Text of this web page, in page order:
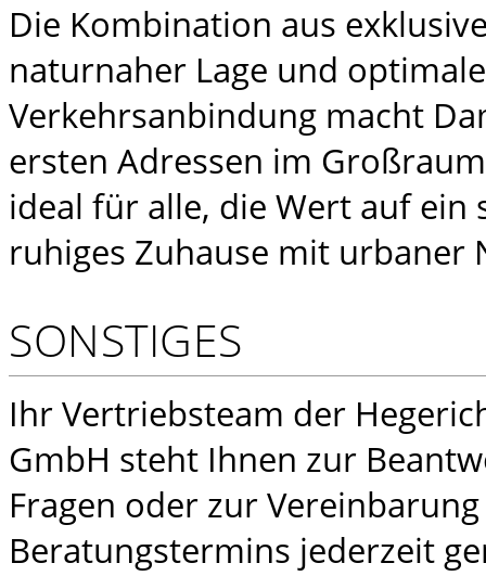
Die Kombination aus
naturnaher Lage und
Verkehrsanbindung macht
ersten Adressen im
ideal für alle, die Wert auf ein
ruhiges Zuhause mit urbaner
SONSTIGES
Ihr Vertriebsteam der
GmbH steht Ihnen zur
Fragen oder zur
Beratungstermins jederzeit